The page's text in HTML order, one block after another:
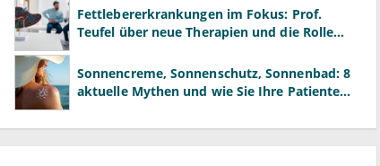
Fettlebererkrankungen im Fokus: Prof.
Teufel über neue Therapien und die Rolle
Sonnencreme, Sonnenschutz, Sonnenbad: 8
aktuelle Mythen und wie Sie Ihre Patienten